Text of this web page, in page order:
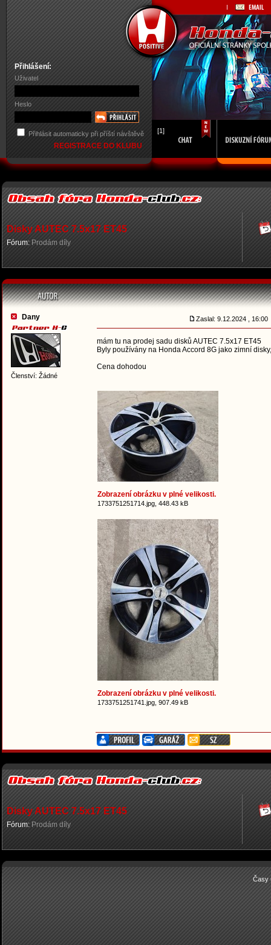
Přihlášení:
Uživatel
Heslo
Přihlásit automaticky při příští návštěvě
REGISTRACE DO KLUBU
[1]
Disky AUTEC 7.5x17 ET45
Fórum: Prodám díly
Dany
Členství: Žádné
Zaslal: 9.12.2024 , 16:00
mám tu na prodej sadu disků AUTEC 7.5x17 ET45
Byly používány na Honda Accord 8G jako zimní
Cena dohodou
Zobrazení obrázku v plné velikosti.
1733751251714.jpg, 448.43 kB
Zobrazení obrázku v plné velikosti.
1733751251741.jpg, 907.49 kB
Disky AUTEC 7.5x17 ET45
Fórum: Prodám díly
Časy